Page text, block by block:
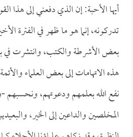
أيها الأحبة: إن الذي دفعني إلى هذا
تدركونه، إنما هو ما ظهر في الفترة
بعض الأشرطة والكتب، وانتشرت
هذه الاتهامات إلى بعض العلماء
نفع الله بعلمهم ودعوتهم،
المخلصين والداعين إلى الخير،